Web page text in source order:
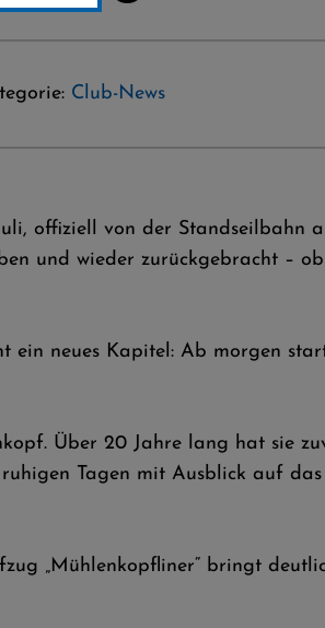
Club-News
offiziell von der Standseilbahn
und wieder zurückgebracht –
ein neues Kapitel: Ab morgen
Über 20 Jahre lang hat sie
Tagen mit Ausblick auf
„Mühlenkopfliner“ bringt